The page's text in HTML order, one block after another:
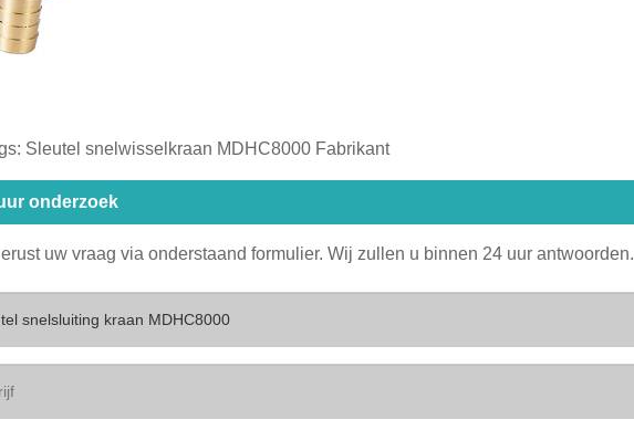
Sleutel snelwisselkraan MDHC8000 Fabrikant
onderzoek
uw vraag via onderstaand formulier. Wij zullen u binnen 24 uur antwoorden.